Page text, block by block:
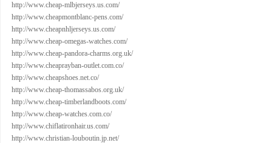
http://www.cheap-mlbjerseys.us.com/
http://www.cheapmontblanc-pens.com/
http://www.cheapnhljerseys.us.com/
http://www.cheap-omegas-watches.com/
http://www.cheap-pandora-charms.org.uk/
http://www.cheaprayban-outlet.com.co/
http://www.cheapshoes.net.co/
http://www.cheap-thomassabos.org.uk/
http://www.cheap-timberlandboots.com/
http://www.cheap-watches.com.co/
http://www.chiflatironhair.us.com/
http://www.christian-louboutin.jp.net/